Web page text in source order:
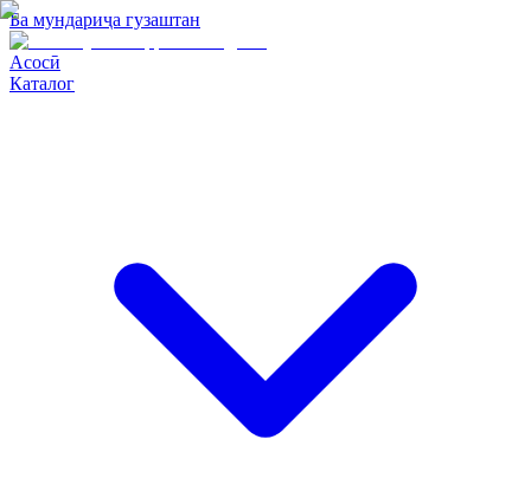
Ба мундариҷа гузаштан
Асосӣ
Каталог